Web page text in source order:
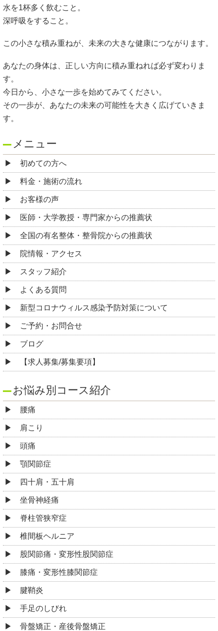
水を1杯多く飲むこと。
深呼吸をすること。
この小さな積み重ねが、未来の大きな健康につながります。
あなたの身体は、正しい方向に積み重ねれば必ず変わりま
す。
今日から、小さな一歩を始めてみてください。
その一歩が、あなたの未来の可能性を大きく広げていきま
す。
メニュー
初めての方へ
料金・施術の流れ
お客様の声
医師・大学教授・専門家からの推薦状
全国の有名整体・整骨院からの推薦状
院情報・アクセス
スタッフ紹介
よくある質問
新型コロナウィルス感染予防対策について
ご予約・お問合せ
ブログ
【求人募集/募集要項】
お悩み別コース紹介
腰痛
肩こり
頭痛
顎関節症
四十肩・五十肩
坐骨神経痛
脊柱管狭窄症
椎間板ヘルニア
股関節痛・変形性股関節症
膝痛・変形性膝関節症
腱鞘炎
手足のしびれ
骨盤矯正・産後骨盤矯正